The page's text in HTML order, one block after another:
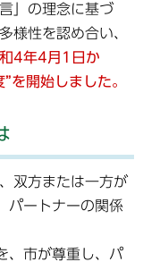
」の理念に基づ
様性を認め合い、
4年4月1日か
を開始しました。
双方または一方が
パートナーの関係
、市が尊重し、パ